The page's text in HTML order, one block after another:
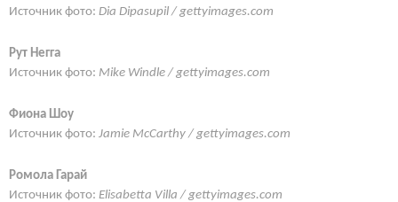
Источник фото: Dia Dipasupil / gettyimages.com
Рут Негга
Источник фото: Mike Windle / gettyimages.com
Фиона Шоу
Источник фото: Jamie McCarthy / gettyimages.com
Ромола Гарай
Источник фото: Elisabetta Villa / gettyimages.com